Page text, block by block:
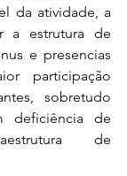
da atividade, a
a estrutura de
e presencias
participação
sobretudo
deficiência de
de